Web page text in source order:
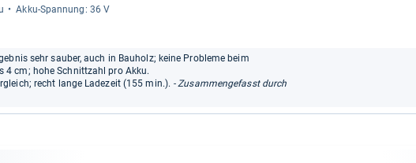
Akku-​Span­nung: 36 V
sehr sauber, auch in Bauholz; keine Probleme beim
4 cm; hohe Schnittzahl pro Akku.
recht lange Ladezeit (155 min.). - Zusammengefasst durch